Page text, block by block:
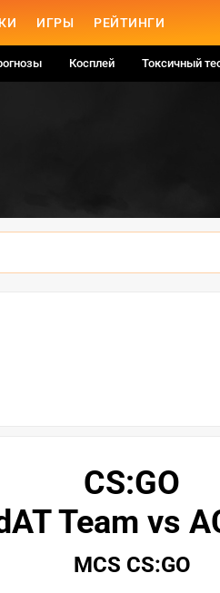
ИГРЫ РЕЙТИНГИ
Косплей Токсичный
CS:GO
Team vs
MCS CS:GO